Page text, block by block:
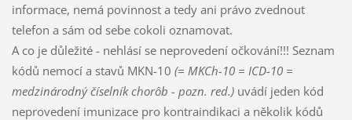
informace, nemá povinnost a tedy ani právo zvednout
telefon a sám od sebe cokoli oznamovat.
A co je důležité - nehlásí se neprovedení očkování!!! Seznam
kódů nemocí a stavů MKN-10 (= MKCh-10 = ICD-10 =
medzinárodný číselník chorôb - pozn. red.)uvádí jeden kód
neprovedení imunizace pro kontraindikaci a několik kódů